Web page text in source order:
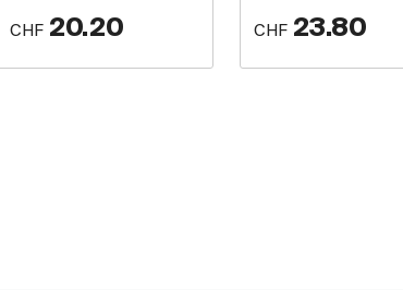
CHF 20.20 CHF 23.80